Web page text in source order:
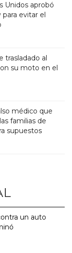
Unidos aprobó
evitar el
trasladado al
su moto en el
médico que
familias de
supuestos
un auto